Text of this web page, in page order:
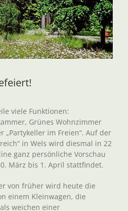
viele Funktionen:
Grünes Wohnzimmer
im Freien“. Auf der
in Wels wird diesmal in 22
ganz persönliche Vorschau
März bis 1. April stattfindet.
von früher wird heute die
einem Kleinwagen, die
weichen einer